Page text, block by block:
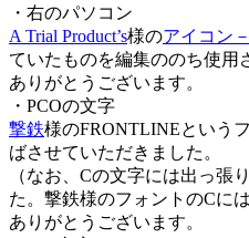
・右のパソコン
A Trial Product’s様のアイコン
ていたものを編集ののち使用
ありがとうございます。
・PCOの文字
撃鉄様のFRONTLINEという
ばさせていただきました。
（なお、Cの文字には出っ張
た。撃鉄様のフォントのCに
ありがとうございます。